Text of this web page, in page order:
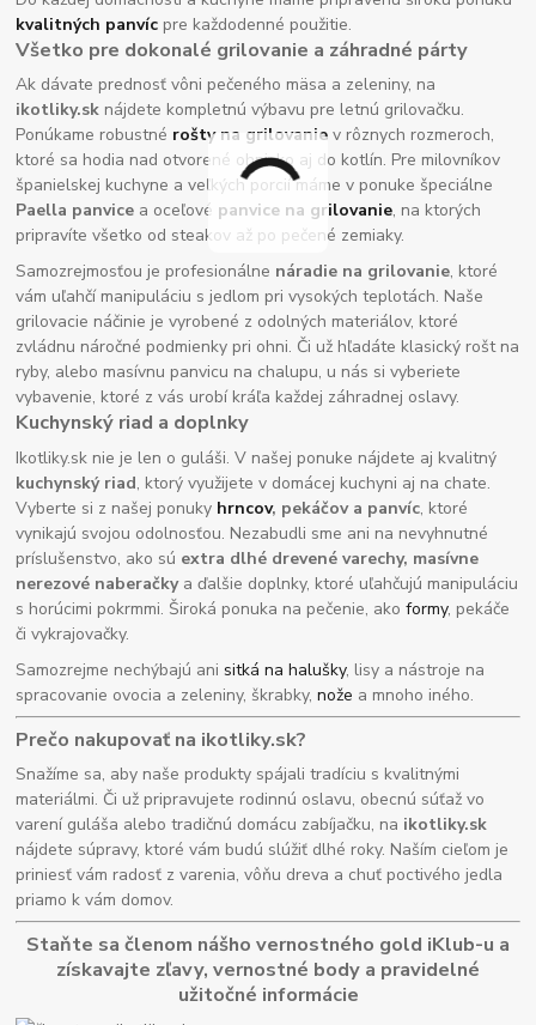
kvalitných panvíc pre každodenné použitie.
Všetko pre dokonalé grilovanie a záhradné párty
Ak dávate prednosť vôni pečeného mäsa a zeleniny, na
ikotliky.sk nájdete kompletnú výbavu pre letnú grilovačku.
Ponúkame robustné rošty na grilovanie v rôznych rozmeroch,
ktoré sa hodia nad otvorené ohnisko aj do kotlín. Pre milovníkov
španielskej kuchyne a veľkých porcií máme v ponuke špeciálne
Paella panvice a oceľové panvice na grilovanie, na ktorých
pripravíte všetko od steakov až po pečené zemiaky.
Samozrejmosťou je profesionálne náradie na grilovanie, ktoré
vám uľahčí manipuláciu s jedlom pri vysokých teplotách. Naše
grilovacie náčinie je vyrobené z odolných materiálov, ktoré
zvládnu náročné podmienky pri ohni. Či už hľadáte klasický rošt na
ryby, alebo masívnu panvicu na chalupu, u nás si vyberiete
vybavenie, ktoré z vás urobí kráľa každej záhradnej oslavy.
Kuchynský riad a doplnky
Ikotliky.sk nie je len o guláši. V našej ponuke nájdete aj kvalitný
kuchynský riad, ktorý využijete v domácej kuchyni aj na chate.
Vyberte si z našej ponuky hrncov, pekáčov a panvíc, ktoré
vynikajú svojou odolnosťou. Nezabudli sme ani na nevyhnutné
príslušenstvo, ako sú extra dlhé drevené varechy, masívne
nerezové naberačkya ďalšie doplnky, ktoré uľahčujú manipuláciu
s horúcimi pokrmmi. Široká ponuka na pečenie, akoformy, pekáče
či vykrajovačky.
Samozrejme nechýbajú anisitká na halušky, lisy a nástroje na
spracovanie ovocia a zeleniny, škrabky,nože a mnoho iného.
Prečo nakupovať na ikotliky.sk?
Snažíme sa, aby naše produkty spájali tradíciu s kvalitnými
materiálmi. Či už pripravujete rodinnú oslavu, obecnú súťaž vo
varení guláša alebo tradičnú domácu zabíjačku, na ikotliky.sk
nájdete súpravy, ktoré vám budú slúžiť dlhé roky. Naším cieľom je
priniesť vám radosť z varenia, vôňu dreva a chuť poctivého jedla
priamo k vám domov.
Staňte sa členom nášho vernostného gold iKlub-u a
získavajte zľavy, vernostné body a pravidelné
užitočné informácie